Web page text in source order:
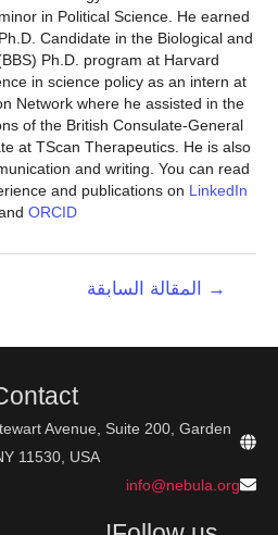
in Political Science. He earned
Candidate in the Biological and
Ph.D. program at Harvard
in science policy as an intern at
Network where he assisted in the
of the British Consulate-General
at TScan Therapeutics. He is also
and writing. You can read
and publications on LinkedIn
ORCID
→ المقالة السابقة
Avenue, Suite 200, Garden
11530, USA
info@nebula.org